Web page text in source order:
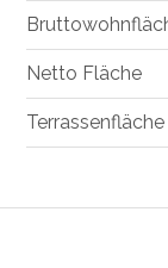
Netto Fläche
Terrassenfläche